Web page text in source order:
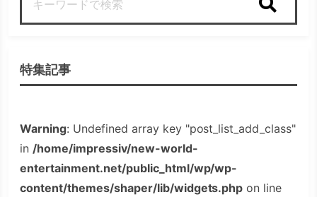
特集記事
Warning: Undefined array key "post_list_add_class"
in /home/impressiv/new-world-
entertainment.net/public_html/wp/wp-
content/themes/shaper/lib/widgets.php on line